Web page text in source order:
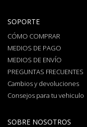
SOPORTE
CÓMO COMPRAR
MEDIOS DE PAGO
MEDIOS DE ENVÍO
PREGUNTAS FRECUENTES
Cambios y devoluciones
Consejos para tu vehiculo
SOBRE NOSOTROS